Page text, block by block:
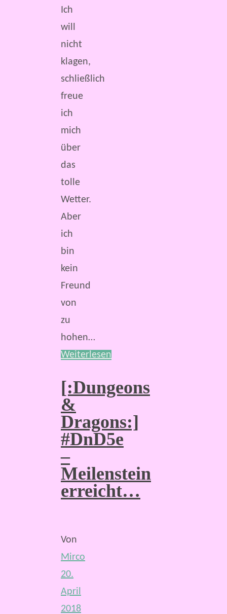
Ich
will
nicht
klagen,
schließlich
freue
ich
mich
über
das
tolle
Wetter.
Aber
ich
bin
kein
Freund
von
zu
hohen…
Weiterlesen
[:Dungeons
&
Dragons:]
#DnD5e
–
Meilenstein
erreicht…
Von
Mirco
20.
April
2018